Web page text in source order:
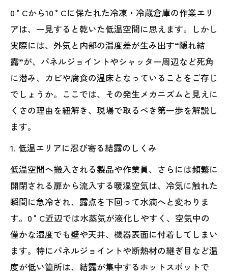
0 °Cから10 °Cに保たれた冷凍・冷蔵倉庫の作業エリ
アは、一見すると乾いた低温空間に思えます。しかし
実際には、外気と内部の温度差が生み出す“隠れ結
露”が、パネルジョイントやシャッター周辺など死角
に潜み、カビや腐食の温床となっていることをご存じ
でしょうか。ここでは、その発生メカニズムと見えに
くさの理由を紐解き、現場で取るべき第一歩を解説し
ます。
1. 低温エリアに忍び寄る結露のしくみ
低温空間へ搬入される製品や作業員、さらには頻繁に
開閉される扉から流入する暖湿空気は、冷気に触れた
瞬間に急冷され、露点を下回って水滴へと変わりま
す。0 °C近辺では水蒸気が液化しやすく、空気中の
僅かな湿度でも壁や天井、機器表面に付着してしまい
ます。特にパネルジョイントや断熱材の継ぎ目など温
度が低い箇所は、結露が集中するホットスポットで